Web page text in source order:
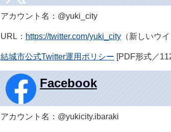
アカウント名：@yuki_city
URL： https://twitter.com/yuki_city （新しいウ
結城市公式Twitter運用ポリシー [PDF形式／
Facebook
アカウント名：@yukicity.ibaraki